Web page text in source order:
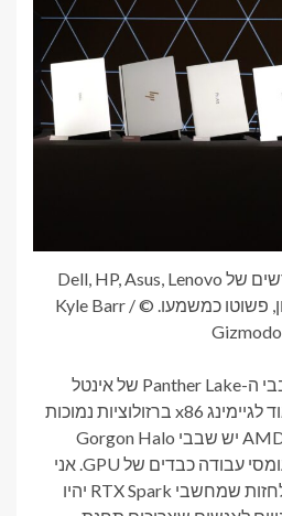
יש מחשבים ניידים חדשים של Dell, HP, Asus, Lenovo
ומיקרוסופט על השולחן, פשוטו כמשמעו. © Kyle Barr /
Gizmodo
ARM עצמו אינו הסוף. שבבי ה-Panther Lake של אינטל
הוכיחו כי הם מסוגלים מאוד לגיימינג x86 ברזולוציות נמוכות
יותר בסביבות 1080p. ל-AMD יש שבבי Gorgon Halo
העדכניים ביותר שנבנו לעומסי עבודה כבדים של GPU. אני
לא צריך כדור בדולח כדי לחזות שמחשבי RTX Spark יהיו